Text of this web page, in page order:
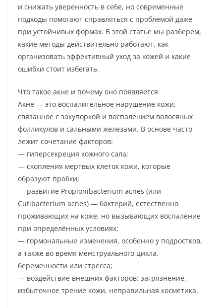
и снижать уверенность в себе, но современные
подходы помогают справляться с проблемой даже
при устойчивых формах. В этой статье мы разберем,
какие методы действительно работают, как
организовать эффективный уход за кожей и какие
ошибки стоит избегать.
Что такое акне и почему оно появляется
Акне — это воспалительное нарушение кожи,
связанное с закупоркой и воспалением волосяных
фолликулов и сальными железами. В основе часто
лежит сочетание факторов:
— гиперсекреция кожного сала;
— скопления мертвых клеток кожи, которые
образуют пробки;
— развитие Propionibacterium acnes (или
Cutibacterium acnes) — бактерий, естественно
проживающих на коже, но вызывающих воспаление
при определённых условиях;
— гормональные изменения, особенно у подростков,
а также во время менструального цикла,
беременности или стресса;
— воздействие внешних факторов: загрязнение,
избыточное трение кожи, неправильная косметика.